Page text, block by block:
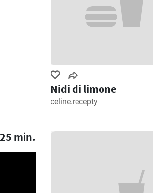
25 min.
Nidi di limone
celine.recepty